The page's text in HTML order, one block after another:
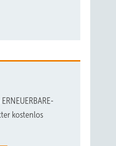
kostenlos